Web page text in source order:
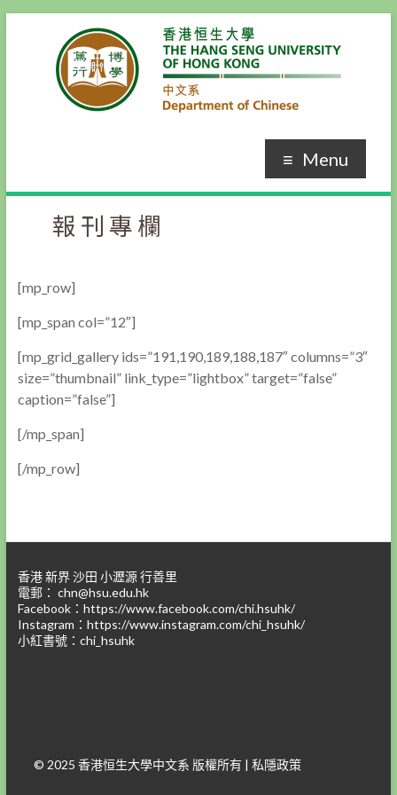
Menu
報刊專欄
[mp_row]
[mp_span col=”12″]
[mp_grid_gallery ids=”191,190,189,188,187″ columns=”3″
size=”thumbnail” link_type=”lightbox” target=”false”
caption=”false”]
[/mp_span]
[/mp_row]
香港 新界 沙田 小瀝源 行善里
電郵： chn@hsu.edu.hk
Facebook： https://www.facebook.com/chi.hsuhk/
Instagram： https://www.instagram.com/chi_hsuhk/
小紅書號：chi_hsuhk
© 2025 香港恒生大學中文系 版權所有 | 私隱政策